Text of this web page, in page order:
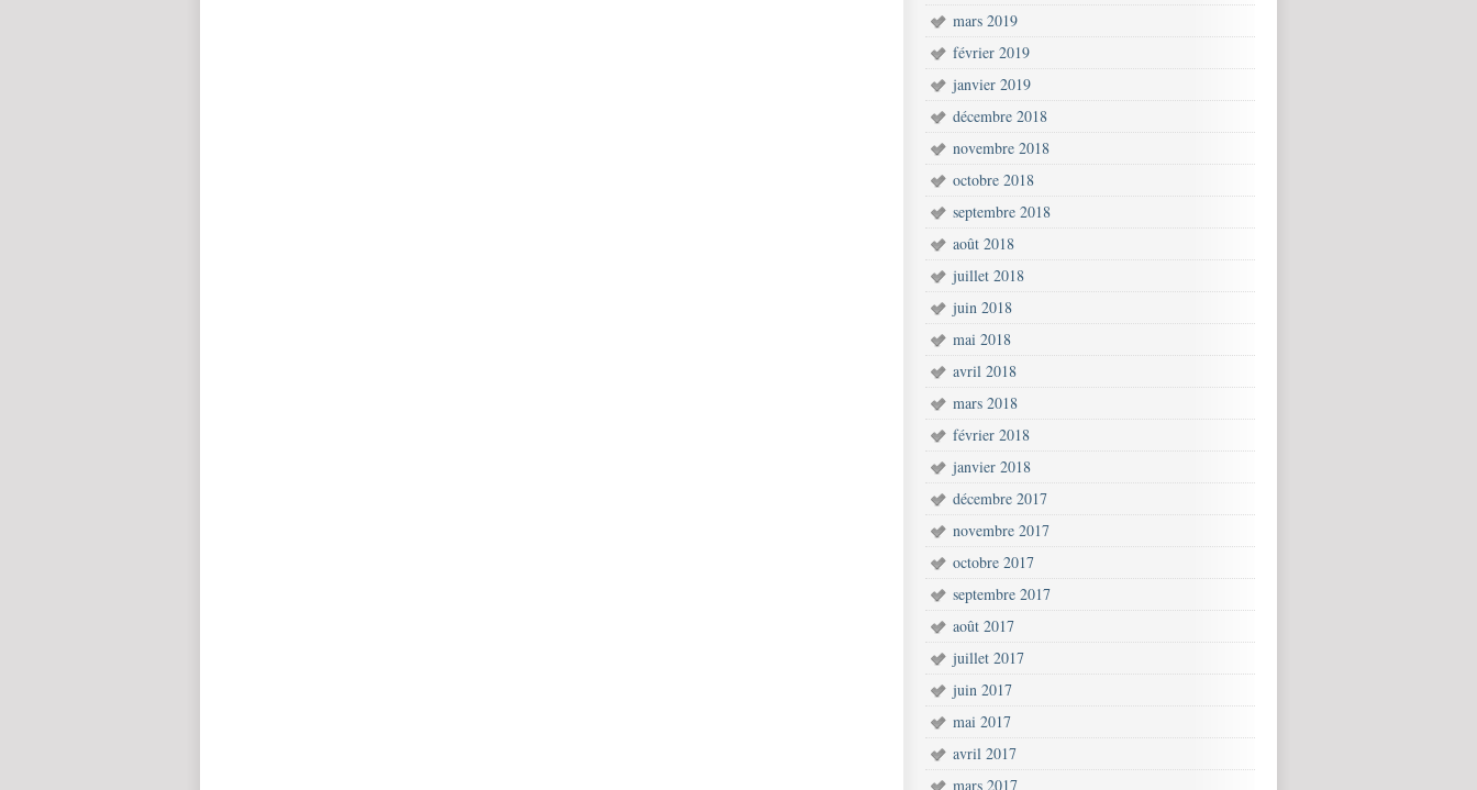
mars 2019
février 2019
janvier 2019
décembre 2018
novembre 2018
octobre 2018
septembre 2018
août 2018
juillet 2018
juin 2018
mai 2018
avril 2018
mars 2018
février 2018
janvier 2018
décembre 2017
novembre 2017
octobre 2017
septembre 2017
août 2017
juillet 2017
juin 2017
mai 2017
avril 2017
mars 2017